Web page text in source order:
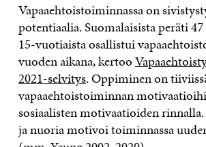
Vapaaehtoistoiminnassa on
potentiaalia. Suomalaisista peräti
15-vuotiaista osallistui
vuoden aikana, kertoo
2021-selvitys. Oppiminen on
vapaaehtoistoiminnan
sosiaalisten motivaatioiden
ja nuoria motivoi toiminnassa